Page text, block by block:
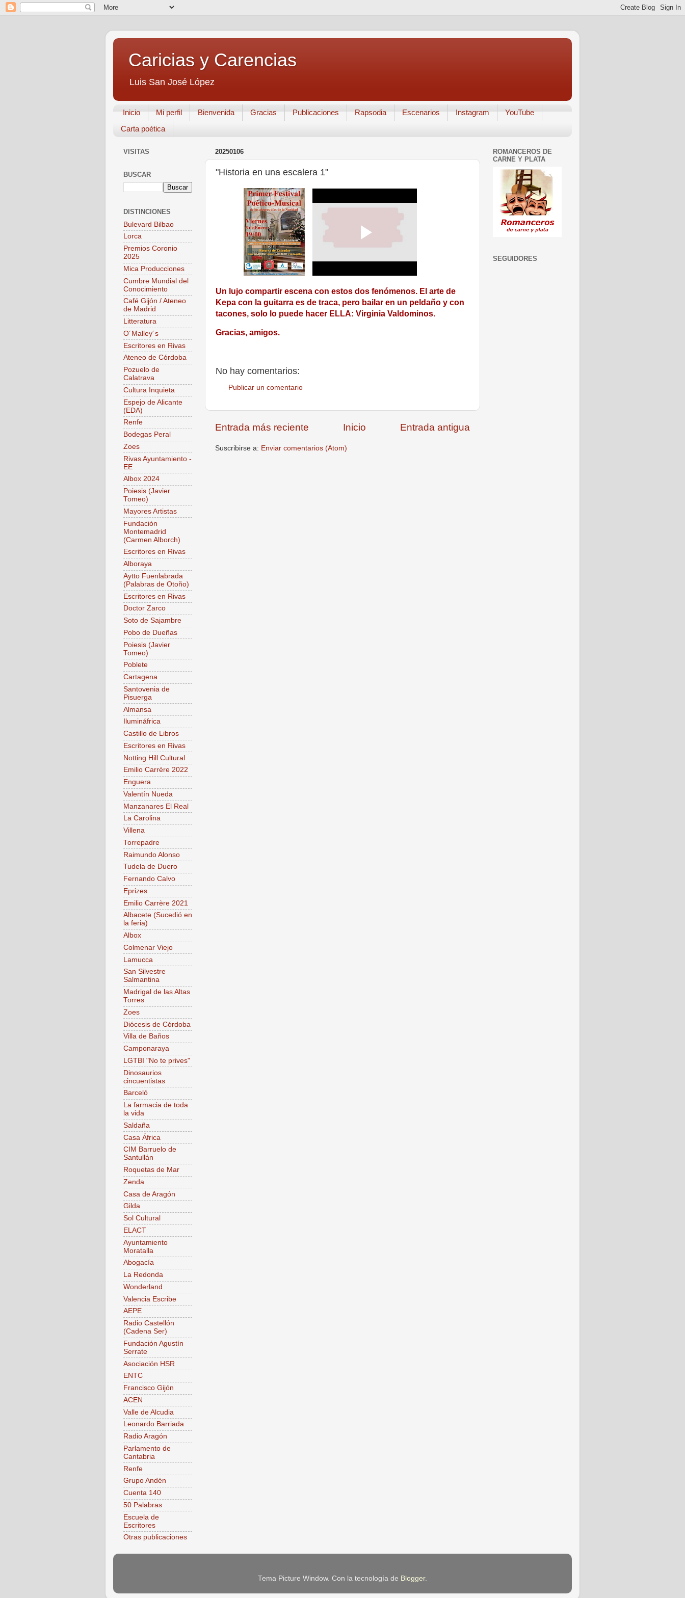
Caricias y Carencias
Luis San José López
Inicio Mi perfil Bienvenida Gracias Publicaciones Rapsodia Escenarios Instagram
YouTube
Carta poética
20250106
"Historia en una escalera 1"
Un lujo compartir escena con estos dos fenómenos. El arte de
Kepa con la guitarra es de traca, pero bailar en un peldaño y con
tacones, solo lo puede hacer ELLA: Virginia Valdominos.
Gracias, amigos.
No hay comentarios:
Publicar un comentario
Entrada más reciente Entrada antigua
Inicio
Suscribirse a: Enviar comentarios (Atom)
VISITAS
BUSCAR
DISTINCIONES
Bulevard Bilbao
Lorca
Premios Coronio
2025
Mica Producciones
Cumbre Mundial del
Conocimiento
Café Gijón / Ateneo
de Madrid
Litteratura
O´Malley´s
Escritores en Rivas
Ateneo de Córdoba
Pozuelo de
Calatrava
Cultura Inquieta
Espejo de Alicante
(EDA)
Renfe
Bodegas Peral
Zoes
Rivas Ayuntamiento -
EE
Albox 2024
Poiesis (Javier
Tomeo)
Mayores Artistas
Fundación
Montemadrid
(Carmen Alborch)
Escritores en Rivas
Alboraya
Aytto Fuenlabrada
(Palabras de Otoño)
Escritores en Rivas
Doctor Zarco
Soto de Sajambre
Pobo de Dueñas
Poiesis (Javier
Tomeo)
Poblete
Cartagena
Santovenia de
Pisuerga
Almansa
Ilumináfrica
Castillo de Libros
Escritores en Rivas
Notting Hill Cultural
Emilio Carrère 2022
Enguera
Valentín Nueda
Manzanares El Real
La Carolina
Villena
Torrepadre
Raimundo Alonso
Tudela de Duero
Fernando Calvo
Eprizes
Emilio Carrère 2021
Albacete (Sucedió en
la feria)
Albox
Colmenar Viejo
Lamucca
San Silvestre
Salmantina
Madrigal de las Altas
Torres
Zoes
Diócesis de Córdoba
Villa de Baños
Camponaraya
LGTBI "No te prives"
Dinosaurios
cincuentistas
Barceló
La farmacia de toda
la vida
Saldaña
Casa África
CIM Barruelo de
Santullán
Roquetas de Mar
Zenda
Casa de Aragón
Gilda
Sol Cultural
ELACT
Ayuntamiento
Moratalla
Abogacía
La Redonda
Wonderland
Valencia Escribe
AEPE
Radio Castellón
(Cadena Ser)
Fundación Agustín
Serrate
Asociación HSR
ENTC
Francisco Gijón
ACEN
Valle de Alcudia
Leonardo Barriada
Radio Aragón
Parlamento de
Cantabria
Renfe
Grupo Andén
Cuenta 140
50 Palabras
Escuela de
Escritores
Otras publicaciones
ROMANCEROS DE
CARNE Y PLATA
SEGUIDORES
Tema Picture Window. Con la tecnología de Blogger.